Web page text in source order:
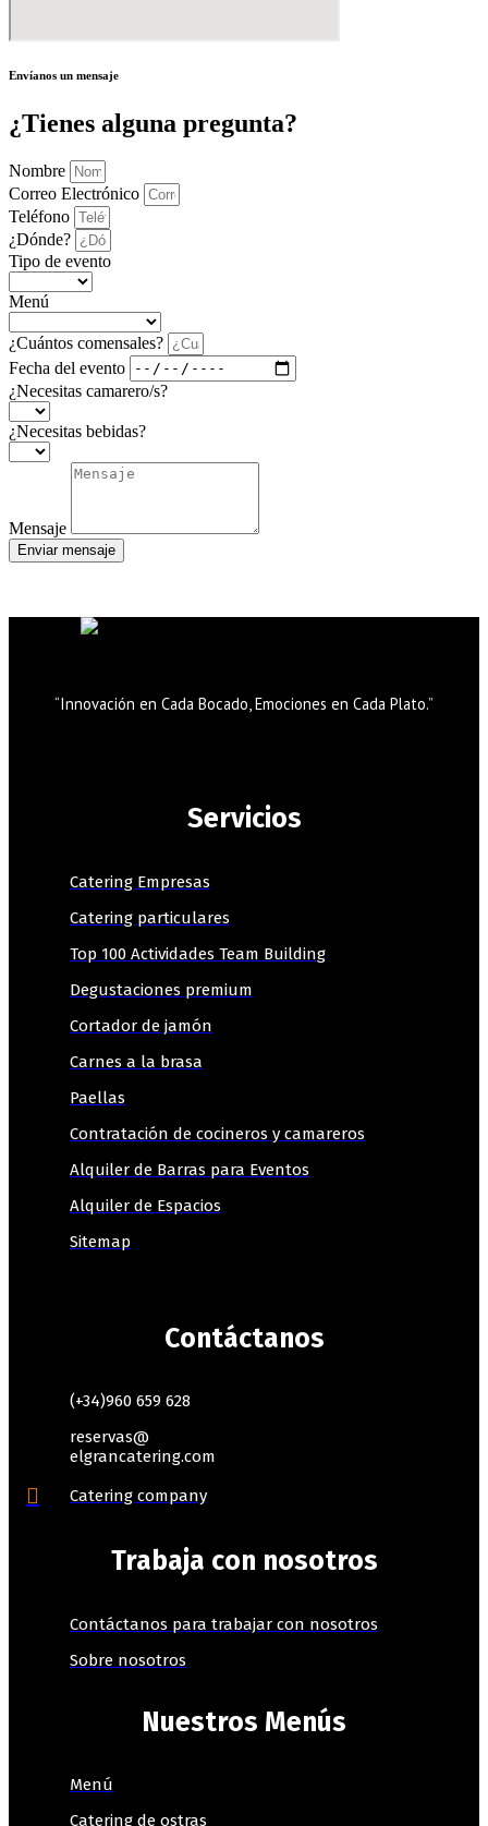
Envíanos un mensaje
¿Tienes alguna pregunta?
Nombre
Correo Electrónico
Teléfono
¿Dónde?
Tipo de evento
Menú
¿Cuántos comensales?
Fecha del evento
¿Necesitas camarero/s?
¿Necesitas bebidas?
Mensaje
Enviar mensaje
“Innovación en Cada Bocado, Emociones en Cada Plato.”
Servicios
Catering Empresas
Catering particulares
Top 100 Actividades Team Building
Degustaciones premium
Cortador de jamón
Carnes a la brasa
Paellas
Contratación de cocineros y camareros
Alquiler de Barras para Eventos
Alquiler de Espacios
Sitemap
Contáctanos
(+34)960 659 628
reservas@
elgrancatering.com
Catering company
Trabaja con nosotros
Contáctanos para trabajar con nosotros
Sobre nosotros
Nuestros Menús
Menú
Catering de ostras